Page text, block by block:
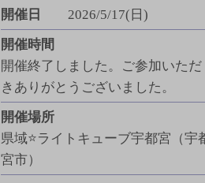
開催日 2026/5/17(日)
開催時間
開催終了しました。ご参加いただ
きありがとうございました。
開催場所
県域⭐ライトキューブ宇都宮（宇
宮市）